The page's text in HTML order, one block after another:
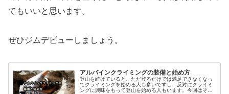
てもいいと思います。
ぜひジムデビューしましょう。
アルパインクライミングの装備と始め方
登山を続けていると、ただ登るだけでは満足できなくなっ
てクライミングを始める人も多いですし、反対にクライミ
ングに興味をもって登山を始める人もいます。今回はそん